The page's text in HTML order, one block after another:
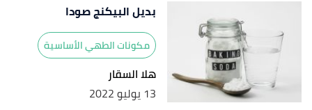
بديل البيكنج صودا
مكونات الطهي الأساسية
هلا السقار
13 يوليو 2022